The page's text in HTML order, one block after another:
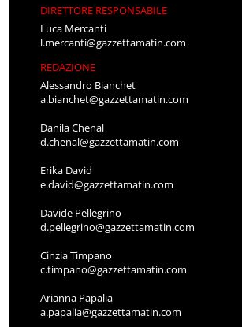
DIRETTORE RESPONSABILE
Luca Mercanti
l.mercanti@gazzettamatin.com
REDAZIONE
Alessandro Bianchet
a.bianchet@gazzettamatin.com
Danila Chenal
d.chenal@gazzettamatin.com
Erika David
e.david@gazzettamatin.com
Davide Pellegrino
d.pellegrino@gazzettamatin.com
Cinzia Timpano
c.timpano@gazzettamatin.com
Arianna Papalia
a.papalia@gazzettamatin.com